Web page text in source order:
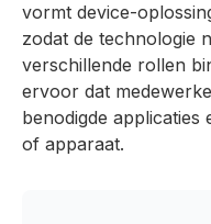
vormt device-
zodat de technologie
verschillende rollen
ervoor dat
benodigde
of apparaat.